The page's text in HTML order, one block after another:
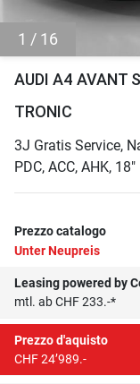
1 / 16
AUDI A4 AVANT
TRONIC
3J Gratis Service,
PDC, ACC, AHK,
Prezzo catalogo
Unter Neupreis
Leasing powered by
mtl. ab CHF 233.-*
Prezzo d'aquisto
CHF 24’989.-